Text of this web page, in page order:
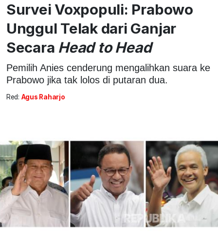
Survei Voxpopuli: Prabowo
Unggul Telak dari Ganjar
Secara Head to Head
Pemilih Anies cenderung mengalihkan suara ke
Prabowo jika tak lolos di putaran dua.
Red: Agus Raharjo